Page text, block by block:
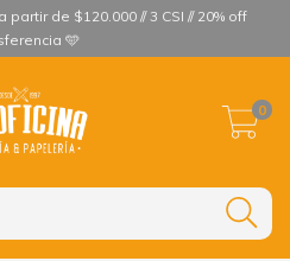
de $120.000 // 3 CSI // 20% off
🩵
0